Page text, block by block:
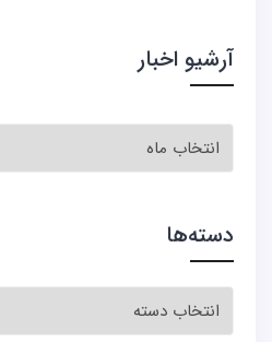
آرشیو اخبار
آرشیو
دسته‌ها
دسته‌ها